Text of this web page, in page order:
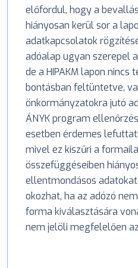
előfordul, hogy a
hiányosan kerül sor a
adatkapcsolatok
adóalap ugyan szerepel
de a HIPAKM lapon nincs
bontásban feltüntetve,
önkormányzatokra jutó
ÁNYK program
esetben érdemes
mivel ez kiszűri a
összefüggéseiben
ellentmondásos
okozhat, ha az adózó
forma kiválasztására
nem jelöli megfelelően